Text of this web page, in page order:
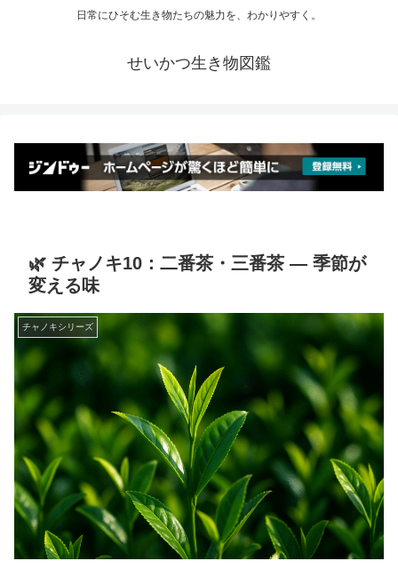
日常にひそむ生き物たちの魅力を、わかりやすく。
せいかつ生き物図鑑
🌿 チャノキ10：二番茶・三番茶 ― 季節が
変える味
チャノキシリーズ